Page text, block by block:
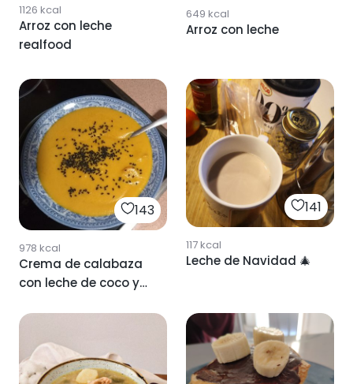
1126 kcal
Arroz con leche
realfood
649 kcal
Arroz con leche
143
978 kcal
Crema de calabaza
con leche de coco y
141
117kcal
Leche de Navidad 🎄